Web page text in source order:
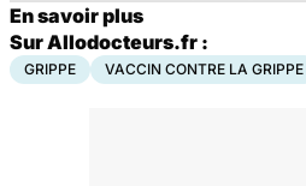
En savoir plus
Sur Allodocteurs.fr :
GRIPPE VACCIN CONTRE LA GRIPPE